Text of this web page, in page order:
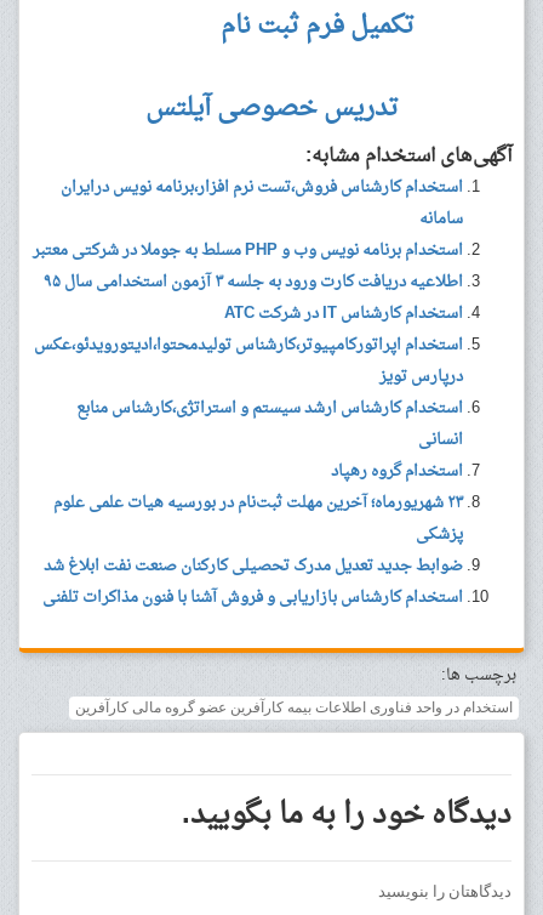
تکمیل فرم ثبت نام
تدریس خصوصی آیلتس
آگهی‌های استخدام مشابه:
استخدام کارشناس فروش،تست نرم افزار،برنامه نویس درایران
سامانه
استخدام برنامه نویس وب و PHP مسلط به جوملا در شرکتی معتبر
اطلاعیه دریافت کارت ورود به جلسه ۳ آزمون استخدامی سال ۹۵
استخدام کارشناس IT در شرکت ATC
استخدام اپراتورکامپیوتر،کارشناس تولیدمحتوا،ادیتورویدئو،عکس
درپارس تویز
استخدام کارشناس ارشد سیستم و استراتژی،کارشناس منابع
انسانی
استخدام گروه رهپاد
۲۳ شهریورماه؛ آخرین مهلت ثبت‌نام در بورسیه هیات علمی علوم
پزشکی
ضوابط جدید تعدیل مدرک تحصیلی کارکنان صنعت نفت ابلاغ شد
استخدام کارشناس بازاریابی و فروش آشنا با فنون مذاکرات تلفنی
برچسب ها:
استخدام در واحد فناوری اطلاعات بیمه کارآفرین عضو گروه مالی کارآفرین
دیدگاه خود را به ما بگویید.
دیدگاهتان را بنویسید